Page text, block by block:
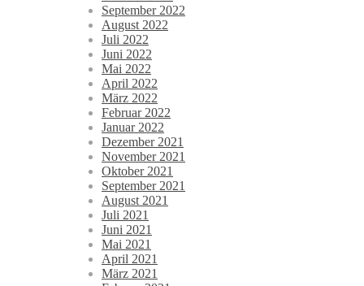
September 2022
August 2022
Juli 2022
Juni 2022
Mai 2022
April 2022
März 2022
Februar 2022
Januar 2022
Dezember 2021
November 2021
Oktober 2021
September 2021
August 2021
Juli 2021
Juni 2021
Mai 2021
April 2021
März 2021